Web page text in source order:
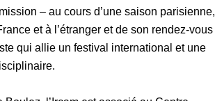
– au cours d’une saison parisienne,
et à l’étranger et de son rendez-vous
qui allie un festival international et une